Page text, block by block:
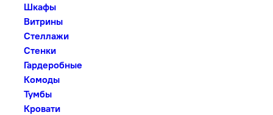
Шкафы
Витрины
Стеллажи
Стенки
Гардеробные
Комоды
Тумбы
Кровати